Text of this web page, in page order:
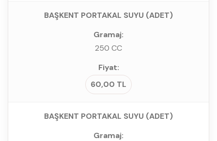
BAŞKENT PORTAKAL SUYU (ADET)
250 CC
60,00 TL
BAŞKENT PORTAKAL SUYU (ADET)